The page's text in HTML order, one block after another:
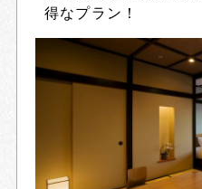
得なプラン！